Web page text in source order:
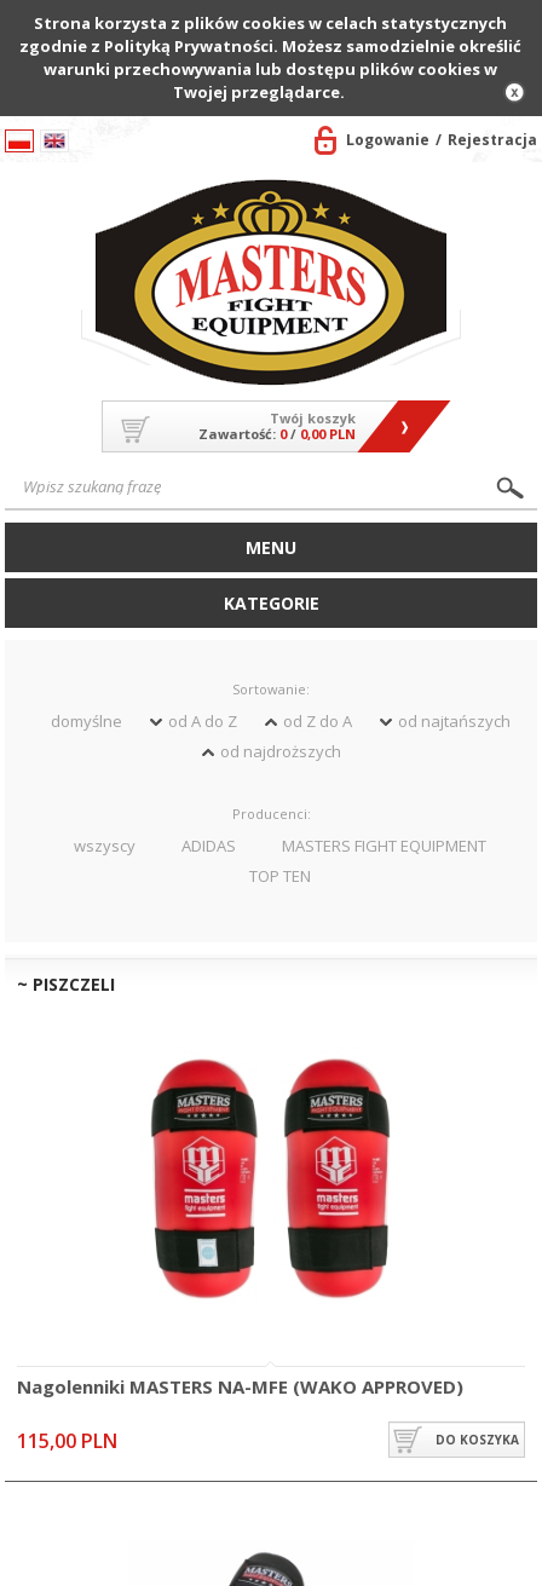
Strona korzysta z plików cookies w celach statystycznych
zgodnie z Polityką Prywatności. Możesz samodzielnie określić
warunki przechowywania lub dostępu plików cookies w
Twojej przeglądarce.
Logowanie Rejestracja
Twój koszyk
Zawartość: 0/ 0,00 PLN
MENU
KATEGORIE
Sortowanie:
domyślne od A do Z od Z do A
od najtańszych
od najdroższych
Producenci:
wszyscy ADIDAS
MASTERS FIGHT EQUIPMENT
TOP TEN
~ PISZCZELI
Nagolenniki MASTERS NA-MFE (WAKO APPROVED)
115,00 PLN DO KOSZYKA